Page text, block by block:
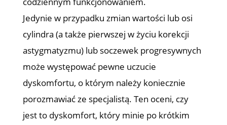
Jedynie w przypadku zmian wartości lub osi
cylindra (a także pierwszej w życiu korekcji
astygmatyzmu) lub soczewek progresywnych
może występować pewne uczucie
dyskomfortu, o którym należy koniecznie
porozmawiać ze specjalistą. Ten oceni, czy
jest to dyskomfort, który minie po krótkim